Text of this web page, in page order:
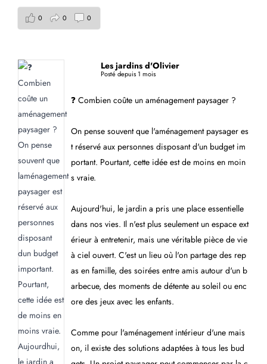
0 0 0
Les jardins d'Olivier
Posté depuis 1 mois
❓ Combien coûte un aménagement paysager ?
On pense souvent que l'aménagement paysager es
t réservé aux personnes disposant d'un budget im
portant. Pourtant, cette idée est de moins en moin
s vraie.
Aujourd'hui, le jardin a pris une place essentielle
dans nos vies. Il n'est plus seulement un espace ext
érieur à entretenir, mais une véritable pièce de vie
à ciel ouvert. C'est un lieu où l'on partage des rep
as en famille, des soirées entre amis autour d'un b
arbecue, des moments de détente au soleil ou enc
ore des jeux avec les enfants.
Comme pour l'aménagement intérieur d'une mais
on, il existe des solutions adaptées à tous les bud